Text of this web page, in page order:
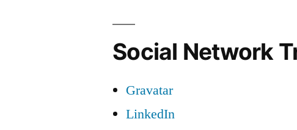
Social Network
Gravatar
LinkedIn